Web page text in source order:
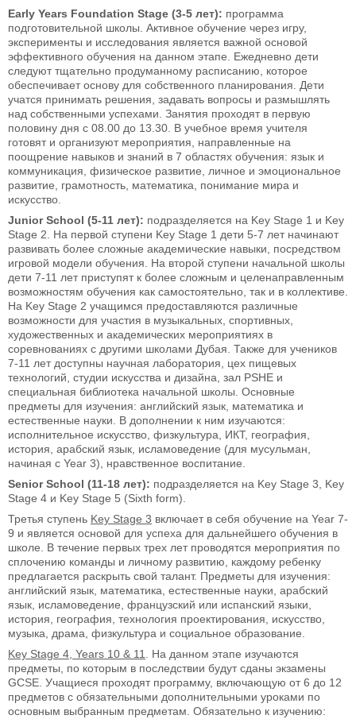
Early Years Foundation Stage (3-5 лет): программа
подготовительной школы. Активное обучение через игру,
эксперименты и исследования является важной основой
эффективного обучения на данном этапе. Ежедневно дети
следуют тщательно продуманному расписанию, которое
обеспечивает основу для собственного планирования. Дети
учатся принимать решения, задавать вопросы и размышлять
над собственными успехами. Занятия проходят в первую
половину дня с 08.00 до 13.30. В учебное время учителя
готовят и организуют мероприятия, направленные на
поощрение навыков и знаний в 7 областях обучения: язык и
коммуникация, физическое развитие, личное и эмоциональное
развитие, грамотность, математика, понимание мира и
искусство.
Junior School (5-11 лет): подразделяется на Key Stage 1 и Key
Stage 2. На первой ступени Key Stage 1 дети 5-7 лет начинают
развивать более сложные академические навыки, посредством
игровой модели обучения. На второй ступени начальной школы
дети 7-11 лет приступят к более сложным и целенаправленным
возможностям обучения как самостоятельно, так и в коллективе.
На Key Stage 2 учащимся предоставляются различные
возможности для участия в музыкальных, спортивных,
художественных и академических мероприятиях в
соревнованиях с другими школами Дубая. Также для учеников
7-11 лет доступны научная лаборатория, цех пищевых
технологий, студии искусства и дизайна, зал PSHE и
специальная библиотека начальной школы. Основные
предметы для изучения: английский язык, математика и
естественные науки. В дополнении к ним изучаются:
исполнительное искусство, физкультура, ИКТ, география,
история, арабский язык, исламоведение (для мусульман,
начиная с Year 3), нравственное воспитание.
Senior School (11-18 лет): подразделяется на Key Stage 3, Key
Stage 4 и Key Stage 5 (Sixth form).
Третья ступень Key Stage 3 включает в себя обучение на Year 7-
9 и является основой для успеха для дальнейшего обучения в
школе. В течение первых трех лет проводятся мероприятия по
сплочению команды и личному развитию, каждому ребенку
предлагается раскрыть свой талант. Предметы для изучения:
английский язык, математика, естественные науки, арабский
язык, исламоведение, французский или испанский языки,
история, география, технология проектирования, искусство,
музыка, драма, физкультура и социальное образование.
Key Stage 4, Years 10 & 11
. На данном этапе изучаются
предметы, по которым в последствии будут сданы экзамены
GCSE. Учащиеся проходят программу, включающую от 6 до 12
предметов с обязательными дополнительными уроками по
основным выбранным предметам. Обязательно к изучению: